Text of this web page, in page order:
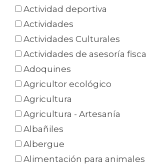
Actividad deportiva
Actividades
Actividades Culturales
Actividades de asesoría fiscal
Adoquines
Agricultor ecológico
Agricultura
Agricultura - Artesanía
Albañiles
Albergue
Alimentación para animales